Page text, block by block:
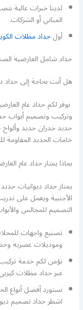
لدينا خبرات عالية
المباني أو الشركات.
أولحداد مظلات
حداد شامل العارضية
هل أنت بحاجة إلى حداد
نوفر لكم حداد عام
وتركيب وتصميم أبواب
حديد جدران حديد
خامات الحديد المقاومة
بماذا يمتاز حداد عام
يمتاز حداد ديوانيات حديد
الأجنبية ويعمل على
التصميم للمجالس
تصنيع واجهات
وموديلات عصرية
نؤمن لكم خدمة
عبر حداد مظلات
نستورد أفضل أنواع
اشطر حداد تصميم